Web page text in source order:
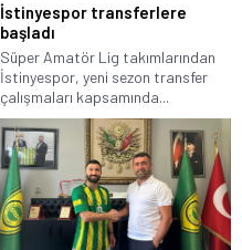
İstinyespor transferlere
başladı
Süper Amatör Lig takımlarından
İstinyespor, yeni sezon transfer
çalışmaları kapsamında...